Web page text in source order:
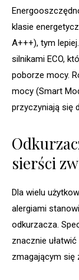
klasie
A+++), tym
silnikami ECO,
poborze mocy.
mocy (Smart
przyczyniają się
sierści
Dla wielu
alergiami
odkurzacza.
znacznie
zmagającym się